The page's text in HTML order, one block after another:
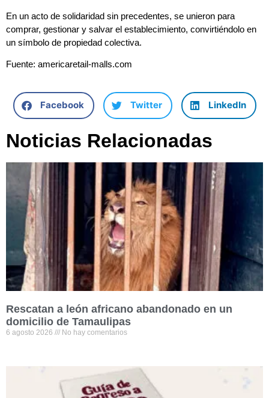
En un acto de solidaridad sin precedentes, se unieron para
comprar, gestionar y salvar el establecimiento, convirtiéndolo en
un símbolo de propiedad colectiva.
Fuente: americaretail-malls.com
Facebook Twitter LinkedIn
Noticias Relacionadas
Rescatan a león africano abandonado en un
domicilio de Tamaulipas
6 agosto 2026 No hay comentarios